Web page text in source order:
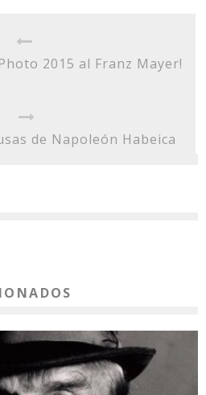
2015 al Franz Mayer!
de Napoleón Habeica